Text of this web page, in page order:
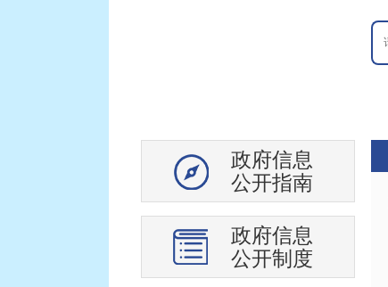
政府信息
公开指南
政府信息
公开制度
公共文化体育
机构公开
行政权力运行
处罚强制信息
政府采购